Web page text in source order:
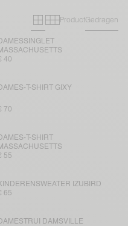
Primary grid
Secondary
ProductGedragen
40
T-SHIRT GIXY
70
T-SHIRT
55
IZUBIRD
65
DAMSVILLE